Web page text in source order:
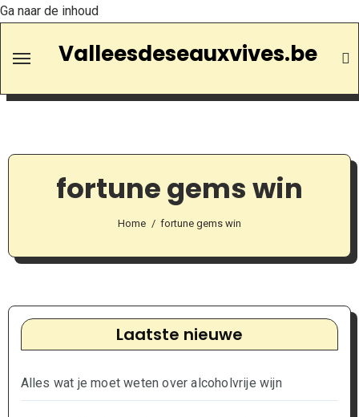
Ga naar de inhoud
Valleesdeseauxvives.be
fortune gems win
Home fortune gems win
Laatste nieuwe
Alles wat je moet weten over alcoholvrije wijn